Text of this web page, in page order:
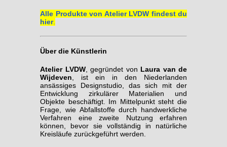
Alle Produkte von Atelier LVDW findest du
hier.
Über die Künstlerin
Atelier LVDW, gegründet von Laura van de
Wijdeven , ist ein in den Niederlanden
ansässiges Designstudio, das sich mit der
Entwicklung zirkulärer Materialien und
Objekte beschäftigt. Im Mittelpunkt steht die
Frage, wie Abfallstoffe durch handwerkliche
Verfahren eine zweite Nutzung erfahren
können, bevor sie vollständig in natürliche
Kreisläufe zurückgeführt werden.